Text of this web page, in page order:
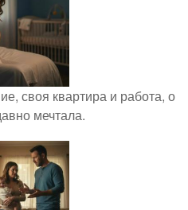
своя квартира и работа, о
мечтала.